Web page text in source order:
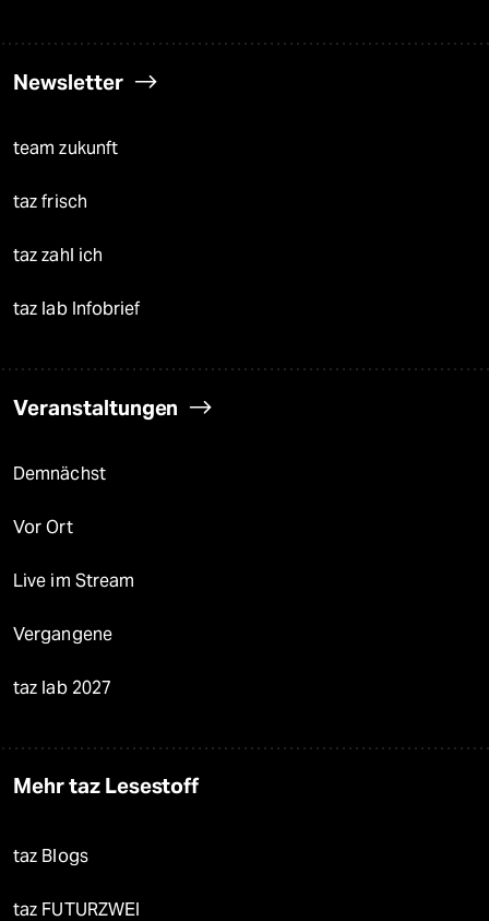
Newsletter
team zukunft
taz frisch
taz zahl ich
taz lab Infobrief
Veranstaltungen
Demnächst
Vor Ort
Live im Stream
Vergangene
taz lab 2027
Mehr taz Lesestoff
taz Blogs
taz FUTURZWEI